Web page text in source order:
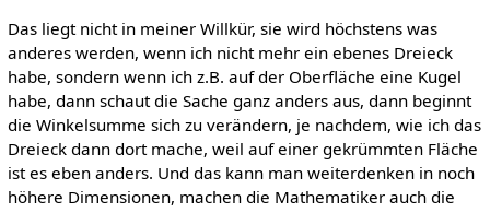
Das liegt nicht in meiner Willkür, sie wird höchstens was
anderes werden, wenn ich nicht mehr ein ebenes Dreieck
habe, sondern wenn ich z.B. auf der Oberfläche eine Kugel
habe, dann schaut die Sache ganz anders aus, dann beginnt
die Winkelsumme sich zu verändern, je nachdem, wie ich das
Dreieck dann dort mache, weil auf einer gekrümmten Fläche
ist es eben anders. Und das kann man weiterdenken in noch
höhere Dimensionen, machen die Mathematiker auch die